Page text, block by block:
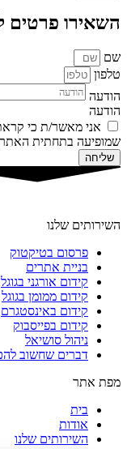
השאירו פרטים
שם
טלפון
הודעה
הודעה
אני מאשר/ת כי
שמופיעה בתחתית
שליחה
השירותים שלנו
פרסום בטיקטוק
בניית אתרים
קידום אורגני בגוגל
קידום ממומן בגוגל
קידום באינסטגרם
קידום בפייסבוק
ניהול סושיאל
דברים שחשוב
מפת אתר
בית
אודות
השירותים שלנו